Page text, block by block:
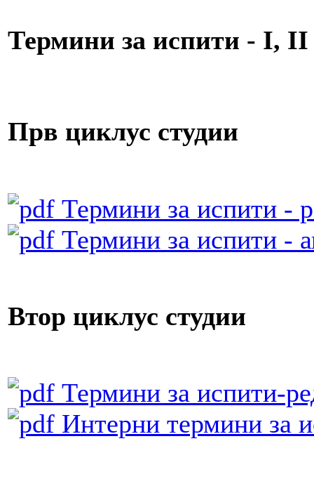
Термини за испити - I, II
Прв циклус студии
Термини за испити -
Термини за испити -
Втор циклус студии
Термини за испити-
Интерни термини за